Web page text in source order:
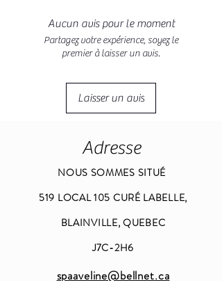
Aucun avis pour le moment
Partagez votre expérience, soyez le
premier à laisser un avis.
Laisser un avis
Adresse
NOUS SOMMES SITUÉ
519 LOCAL 105 CURÉ LABELLE,
BLAINVILLE, QUEBEC
J7C-2H6
spaaveline@bellnet.ca